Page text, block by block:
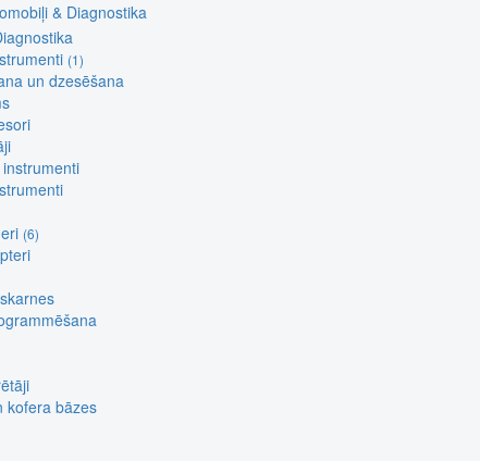
& Diagnostika
(1)
un dzesēšana
(6)
kofera bāzes